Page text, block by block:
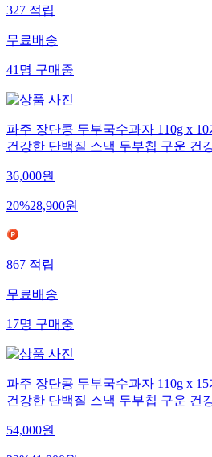
327적립
무료배송
41명구매중
파주 장단콩 두부국수과자 110g x
건강한 단백질 스낵 두부칩 구운 건
36,000원
20%28,900원
867적립
무료배송
17명구매중
파주 장단콩 두부국수과자 110g x
건강한 단백질 스낵 두부칩 구운 건
54,000원